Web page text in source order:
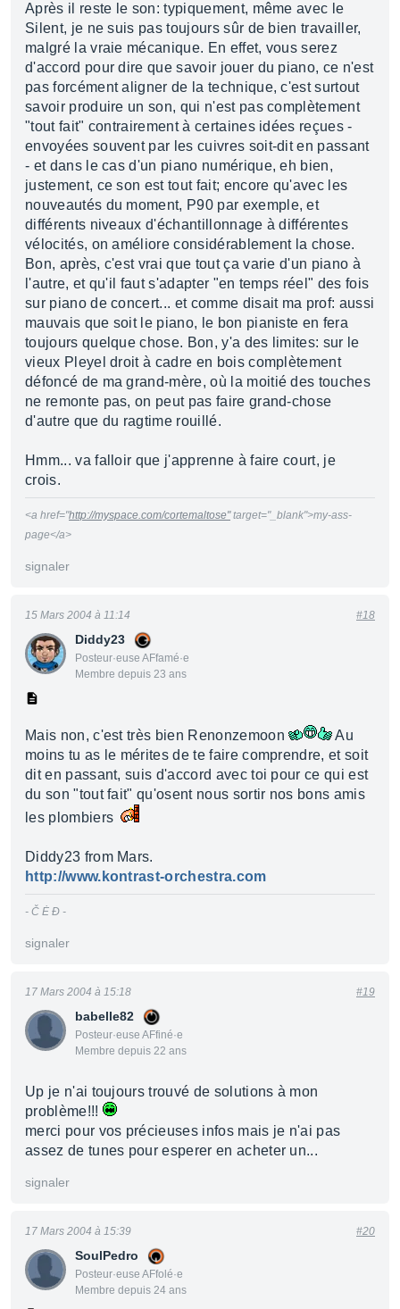
Après il reste le son: typiquement, même avec le
Silent, je ne suis pas toujours sûr de bien travailler,
malgré la vraie mécanique. En effet, vous serez
d'accord pour dire que savoir jouer du piano, ce n'est
pas forcément aligner de la technique, c'est surtout
savoir produire un son, qui n'est pas complètement
"tout fait" contrairement à certaines idées reçues -
envoyées souvent par les cuivres soit-dit en passant
- et dans le cas d'un piano numérique, eh bien,
justement, ce son est tout fait; encore qu'avec les
nouveautés du moment, P90 par exemple, et
différents niveaux d'échantillonnage à différentes
vélocités, on améliore considérablement la chose.
Bon, après, c'est vrai que tout ça varie d'un piano à
l'autre, et qu'il faut s'adapter "en temps réel" des fois
sur piano de concert... et comme disait ma prof: aussi
mauvais que soit le piano, le bon pianiste en fera
toujours quelque chose. Bon, y'a des limites: sur le
vieux Pleyel droit à cadre en bois complètement
défoncé de ma grand-mère, où la moitié des touches
ne remonte pas, on peut pas faire grand-chose
d'autre que du ragtime rouillé.
Hmm... va falloir que j'apprenne à faire court, je
crois.
<a href="http://myspace.com/cortemaltose"target="_blank">my-ass-
page</a>
signaler
Diddy23
Posteur·euse AFfamé·e
Membre depuis 23 ans
15 Mars 2004 à 11:14 #18
Mais non, c'est très bien Renonzemoon
Au
moins tu as le mérites de te faire comprendre, et soit
dit en passant, suis d'accord avec toi pour ce qui est
du son "tout fait" qu'osent nous sortir nos bons amis
les plombiers
Diddy23 from Mars.
http://www.kontrast-orchestra.com
- Č Ė Đ -
signaler
babelle82
Posteur·euse AFfiné·e
Membre depuis 22 ans
17 Mars 2004 à 15:18 #19
Up je n'ai toujours trouvé de solutions à mon
problème!!!
merci pour vos précieuses infos mais je n'ai pas
assez de tunes pour esperer en acheter un...
signaler
SoulPedro
Posteur·euse AFfolé·e
Membre depuis 24 ans
17 Mars 2004 à 15:39 #20